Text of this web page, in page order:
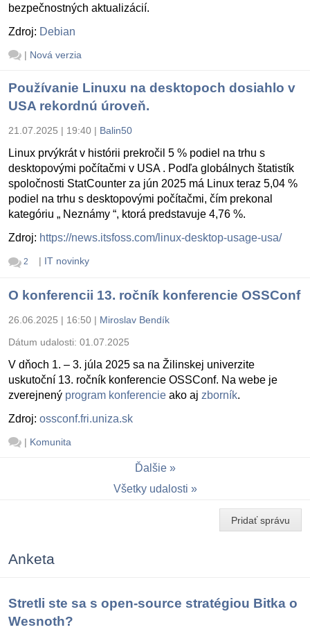
bezpečnostných aktualizácií.
Zdroj: Debian
| Nová verzia
Používanie Linuxu na desktopoch dosiahlo v
USA rekordnú úroveň.
21.07.2025 | 19:40 | Balin50
Linux prvýkrát v histórii prekročil 5 % podiel na trhu s
desktopovými počítačmi v USA . Podľa globálnych štatistík
spoločnosti StatCounter za jún 2025 má Linux teraz 5,04 %
podiel na trhu s desktopovými počítačmi, čím prekonal
kategóriu „ Neznámy “, ktorá predstavuje 4,76 %.
Zdroj: https://news.itsfoss.com/linux-desktop-usage-usa/
2 | IT novinky
O konferencii 13. ročník konferencie OSSConf
26.06.2025 | 16:50 | Miroslav Bendík
Dátum udalosti: 01.07.2025
V dňoch 1. – 3. júla 2025 sa na Žilinskej univerzite
uskutoční 13. ročník konferencie OSSConf. Na webe je
zverejnený program konferencie ako aj zborník.
Zdroj: ossconf.fri.uniza.sk
| Komunita
Ďalšie
Všetky udalosti
Pridať správu
Anketa
Stretli ste sa s open-source stratégiou Bitka o
Wesnoth?